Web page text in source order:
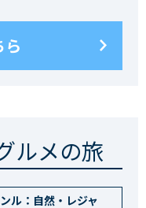
ら
ルメの旅
ル： 自然・レジャ